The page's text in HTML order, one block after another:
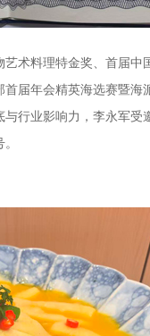
术料理特金奖、首届中
届年会精英海选赛暨海
行业影响力，李永军受